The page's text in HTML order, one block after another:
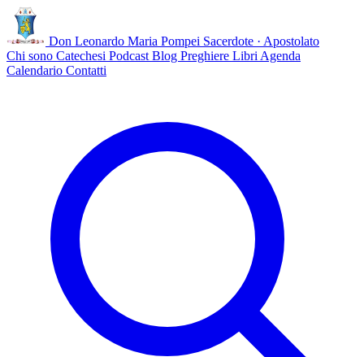
Don Leonardo Maria Pompei Sacerdote · Apostolato
Chi sono Catechesi Podcast Blog Preghiere Libri Agenda
Calendario Contatti